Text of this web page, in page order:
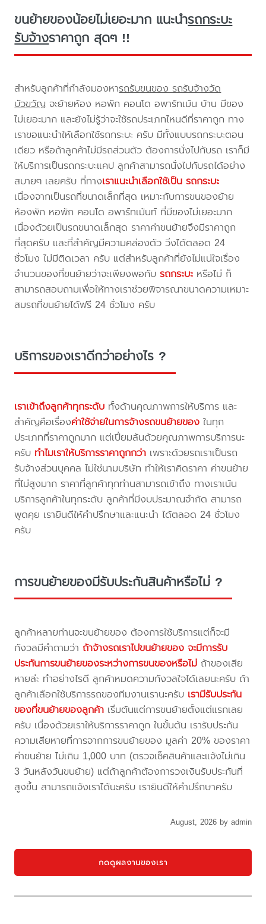
ขนย้ายของน้อยไม่เยอะมาก แนะนำรถกระบะ
รับจ้างราคาถูก สุดๆ !!
สำหรับลูกค้าที่กำลังมองหารถรับขนของ รถรับจ้างวัด
บัวขวัญ จะย้ายห้อง หอพัก คอนโด อพาร์ทเม้น บ้าน มีของ
ไม่เยอะมาก และยังไม่รู้ว่าจะใช้รถประเภทไหนดีที่ราคาถูก ทาง
เราขอแนะนำให้เลือกใช้รถกระบะ ครับ มีทั้งแบบรถกระบะตอน
เดียว หรือถ้าลูกค้าไม่มีรถส่วนตัว ต้องการนั่งไปกับรถ เราก็มี
ให้บริการเป็นรถกระบะแคป ลูกค้าสามารถนั่งไปกับรถได้อย่าง
สบายๆ เลยครับ ที่ทางเราแนะนำเลือกใช้เป็น รถกระบะ
เนื่องจากเป็นรถที่ขนาดเล็กที่สุด เหมาะกับการขนของย้าย
ห้องพัก หอพัก คอนโด อพาร์ทเม้นท์ ที่มีของไม่เยอะมาก
เนื่องด้วยเป็นรถขนาดเล็กสุด ราคาค่าขนย้ายจึงมีราคาถูก
ที่สุดครับ และที่สำคัญมีความคล่องตัว วิ่งได้ตลอด 24
ชั่วโมง ไม่มีติดเวลา ครับ แต่สำหรับลูกค้าที่ยังไม่แน่ใจเรื่อง
จำนวนของที่ขนย้ายว่าจะเพียงพอกับรถกระบะ หรือไม่ ก็
สามารถสอบถามเพื่อให้ทางเราช่วยพิจารณาขนาดความเหมาะ
สมรถที่ขนย้ายได้ฟรี 24 ชั่วโมง ครับ
บริการของเราดีกว่าอย่างไร ?
เราเข้าถึงลูกค้าทุกระดับ ทั้งด้านคุณภาพการให้บริการ และ
สำคัญคือเรื่องค่าใช้จ่ายในการจ้างรถขนย้ายของ ในทุก
ประเภทที่ราคาถูกมาก แต่เปี่ยมล้นด้วยคุณภาพการบริการนะ
ครับ ทำไมเราให้บริการราคาถูกกว่า เพราะด้วยรถเราเป็นรถ
รับจ้างส่วนบุคคล ไม่ใช่นามบริษัท ทำให้เราคิดราคา ค่าขนย้าย
ที่ไม่สูงมาก ราคาที่ลูกค้าทุกท่านสามารถเข้าถึง ทางเราเน้น
บริการลูกค้าในทุกระดับ ลูกค้าที่มีงบประมาณจำกัด สามารถ
พูดคุย เรายินดีให้คำปรึกษาและแนะนำ ได้ตลอด 24 ชั่วโมง
ครับ
การขนย้ายของมีรับประกันสินค้าหรือไม่ ?
ลูกค้าหลายท่านจะขนย้ายของ ต้องการใช้บริการแต่ก็จะมี
กังวลมีคำถามว่า ถ้าจ้างรถเราไปขนย้ายของ จะมีการรับ
ประกันการขนย้ายของระหว่างการขนของหรือไม่ ถ้าของเสีย
หายล่ะ ทำอย่างไรดี ลูกค้าหมดความกังวลใจได้เลยนะครับ ถ้า
ลูกค้าเลือกใช้บริการรถของทีมงานเรานะครับ เรามีรับประกัน
ของที่ขนย้ายของลูกค้า เริ่มต้นแต่การขนย้ายตั้งแต่แรกเลย
ครับ เนื่องด้วยเราให้บริการราคาถูก ในขั้นต้น เรารับประกัน
ความเสียหายที่การจากการขนย้ายของ มูลค่า 20% ของราคา
ค่าขนย้าย ไม่เกิน 1,000 บาท (ตรวจเช็คสินค้าและแจ้งไม่เกิน
3 วันหลังวันขนย้าย) แต่ถ้าลูกค้าต้องการวงเงินรับประกันที่
สูงขึ้น สามารถแจ้งเราได้นะครับ เรายินดีให้คำปรึกษาครับ
August, 2026 by admin
กดดูผลงานของเรา